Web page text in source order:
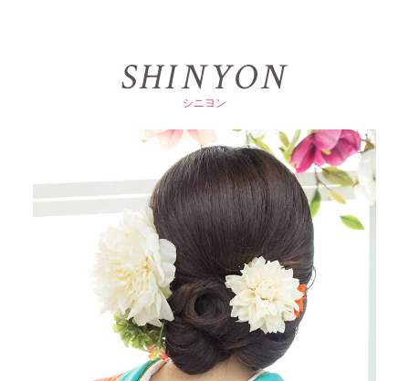
SHINYON
シニヨ ン